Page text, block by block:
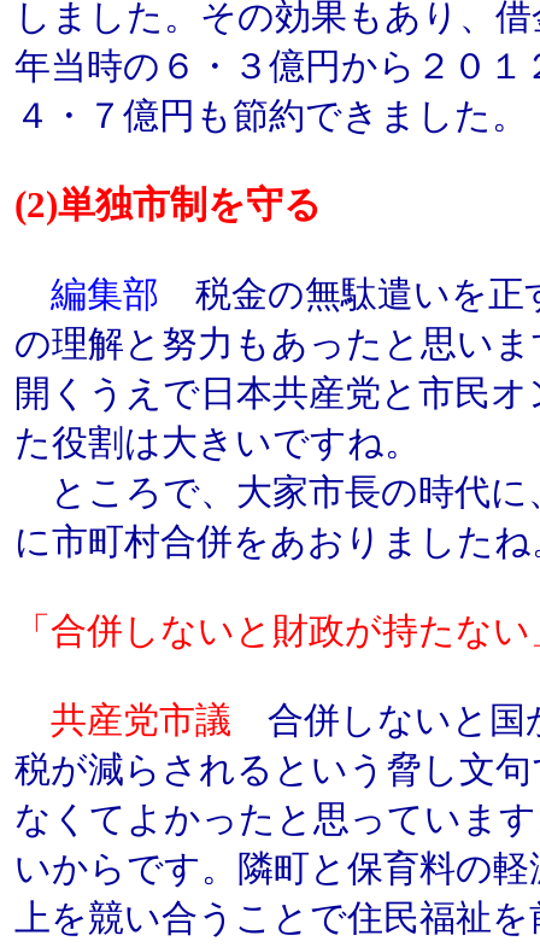
しました。その効果もあり、
年当時の６・３億円から２０１
４・７億円も節約できました。
(2)単独市制を守る
編集部 税金の無駄遣いを正
の理解と努力もあったと思い
開くうえで日本共産党と市民
た役割は大きいですね。
ところで、大家市長の時代に
に市町村合併をあおりましたね
「合併しないと財政が持たな
共産党市議 合併しないと国
税が減らされるという脅し文
なくてよかったと思っていま
いからです。隣町と保育料の
上を競い合うことで住民福祉